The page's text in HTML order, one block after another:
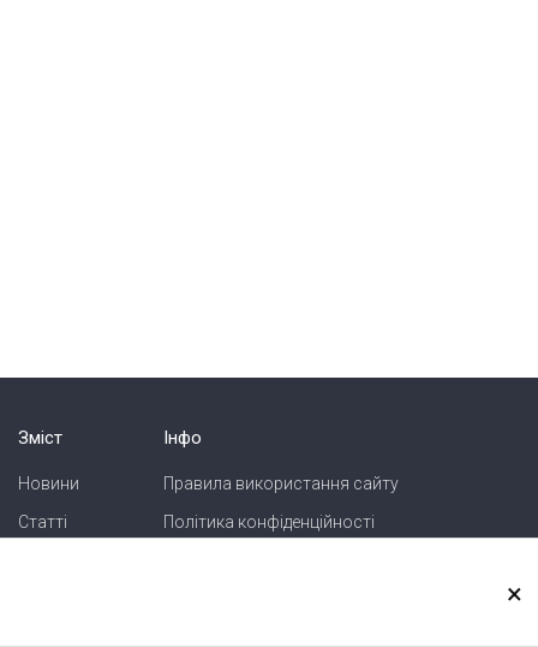
Зміст
Новини
Статті
Інфо
Правила використання сайту
Політика конфіденційності
×